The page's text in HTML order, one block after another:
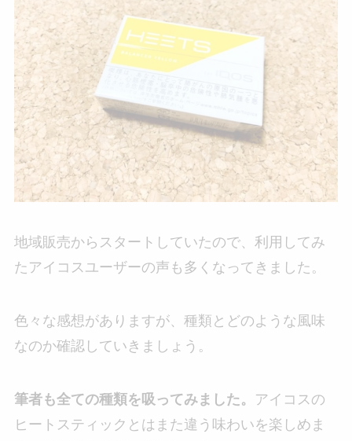
地域販売からスタートしていたので、利用してみ
たアイコスユーザーの声も多くなってきました。
色々な感想がありますが、種類とどのような風味
なのか確認していきましょう。
筆者も全ての種類を吸ってみました。
アイコスの
ヒートスティックとはまた違う味わいを楽しめま